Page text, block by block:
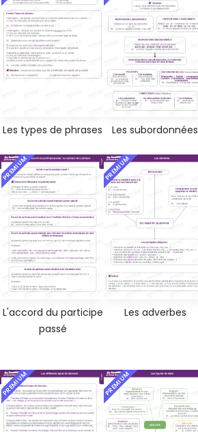
Les types de phrases Les subordonnées
PREMIUM
L'accord du participe
passé
PREMIUM
Les adverbes
PREMIUM PREMIUM